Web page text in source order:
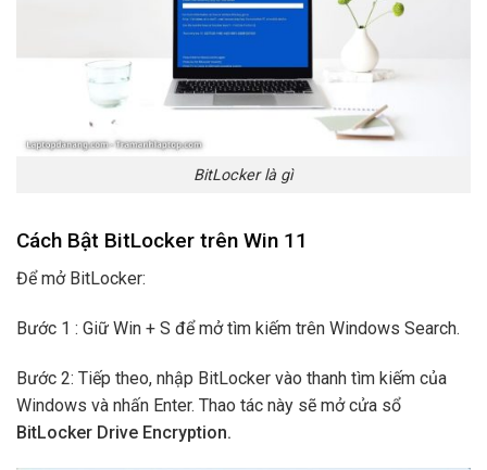
BitLocker là gì
Cách Bật BitLocker trên Win 11
Để mở BitLocker:
Bước 1 : Giữ Win + S để mở tìm kiếm trên Windows Search.
Bước 2: Tiếp theo, nhập BitLocker vào thanh tìm kiếm của
Windows và nhấn Enter. Thao tác này sẽ mở cửa sổ
BitLocker Drive Encryption.